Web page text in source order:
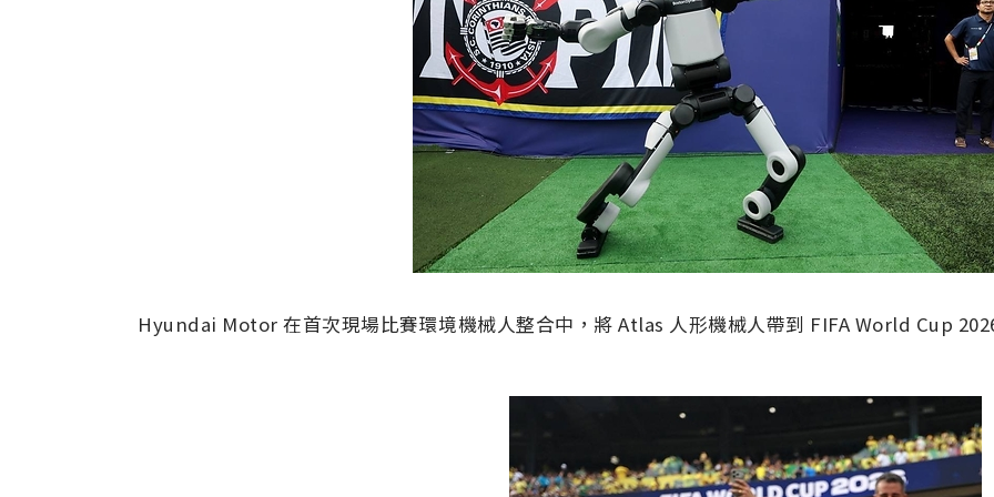
Hyundai Motor 在首次現場比賽環境機械人整合中，將 Atlas 人形機械人帶到 FIFA World Cup